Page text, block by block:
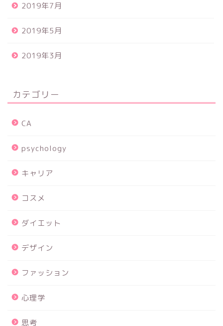
2019年7月
2019年5月
2019年3月
カテゴリー
CA
psychology
キャリア
コスメ
ダイエット
デザイン
ファッション
心理学
思考